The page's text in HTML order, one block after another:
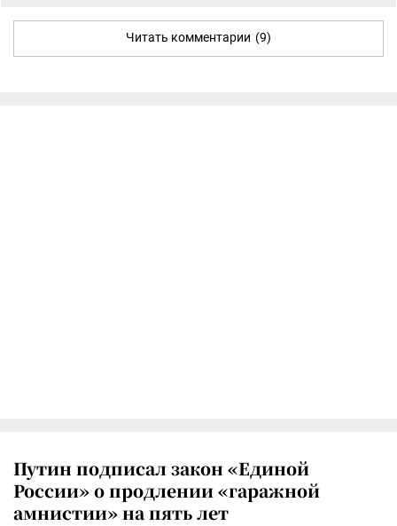
Читать комментарии (9)
Путин подписал закон «Единой
России» о продлении «гаражной
амнистии» на пять лет